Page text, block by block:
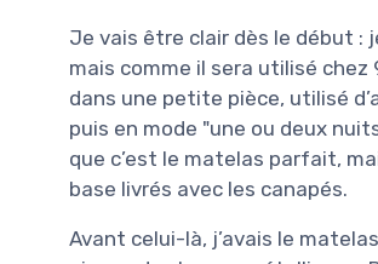
Je vais être clair dès le début :
mais comme il sera utilisé chez
dans une petite pièce, utilisé
puis en mode "une ou deux
que c’est le matelas parfait,
base livrés avec les canapés.
Avant celui-là, j’avais le